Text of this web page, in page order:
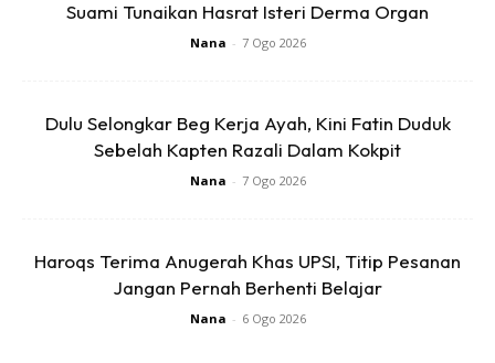
Dari kaca mata seorang ibu, Abdul Fattah Bin Mohd Amin
anak sulung dari lima beradik ini sangat penyayang tetapi
Suami Tunaikan Hasrat Isteri Derma Organ
Nana - 7 Ogo 2026
Dulu Selongkar Beg Kerja Ayah, Kini Fatin Duduk
Sebelah Kapten Razali Dalam Kokpit
Nana - 7 Ogo 2026
Haroqs Terima Anugerah Khas UPSI, Titip Pesanan
Jangan Pernah Berhenti Belajar
Nana - 6 Ogo 2026